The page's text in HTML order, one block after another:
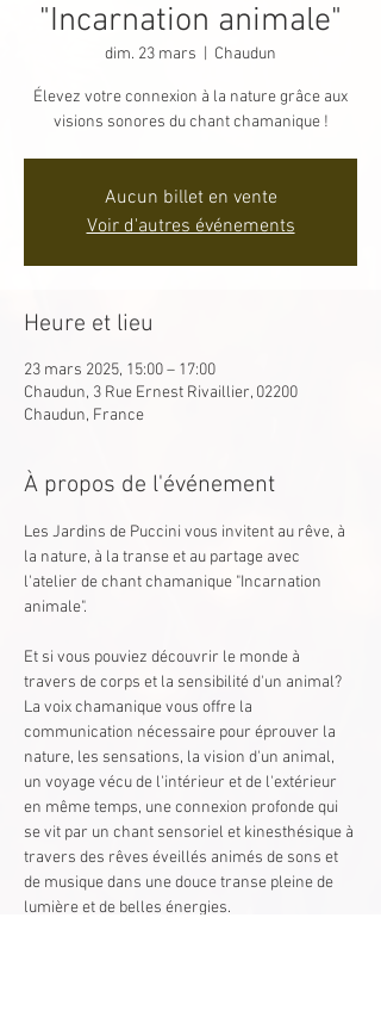
"Incarnation animale"
dim. 23 mars Chaudun
Élevez votre connexion à la nature grâce aux
visions sonores du chant chamanique !
Aucun billet en vente
Voir d'autres événements
Heure et lieu
23 mars 2025, 15:00 – 17:00
Chaudun, 3 Rue Ernest Rivaillier, 02200
Chaudun, France
À propos de l'événement
Les Jardins de Puccini vous invitent au rêve, à
la nature, à la transe et au partage avec
l'atelier de chant chamanique "Incarnation
animale".
Et si vous pouviez découvrir le monde à
travers de corps et la sensibilité d'un animal?
La voix chamanique vous offre la
communication nécessaire pour éprouver la
nature, les sensations, la vision d'un animal,
un voyage vécu de l'intérieur et de l'extérieur
en même temps, une connexion profonde qui
se vit par un chant sensoriel et kinesthésique à
travers des rêves éveillés animés de sons et
de musique dans une douce transe pleine de
lumière et de belles énergies.